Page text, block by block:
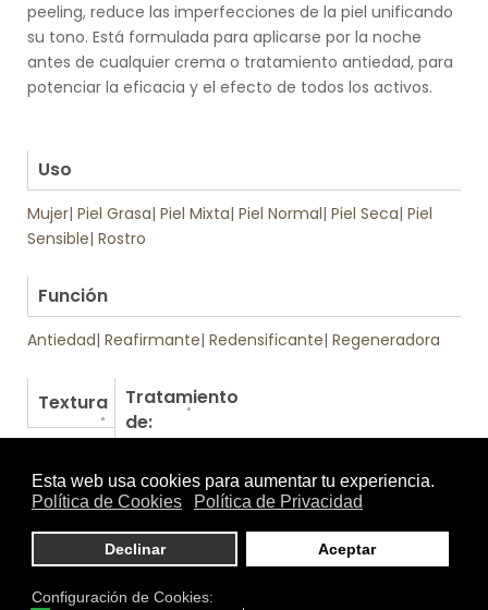
peeling, reduce las imperfecciones de la piel unificando
su tono. Está formulada para aplicarse por la noche
antes de cualquier crema o tratamiento antiedad, para
potenciar la eficacia y el efecto de todos los activos.
Uso
Mujer| Piel Grasa| Piel Mixta| Piel Normal| Piel Seca| Piel
Sensible| Rostro
Función
Antiedad| Reafirmante| Redensificante| Regeneradora
Textura
Tratamiento
de:
Otros productos de Martiderm